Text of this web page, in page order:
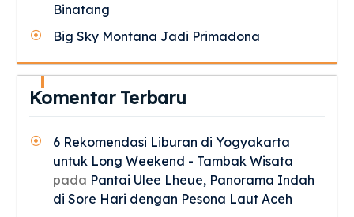
Binatang
Big Sky Montana Jadi Primadona
Komentar Terbaru
6 Rekomendasi Liburan di Yogyakarta
untuk Long Weekend - Tambak Wisata
pada Pantai Ulee Lheue, Panorama Indah
di Sore Hari dengan Pesona Laut Aceh